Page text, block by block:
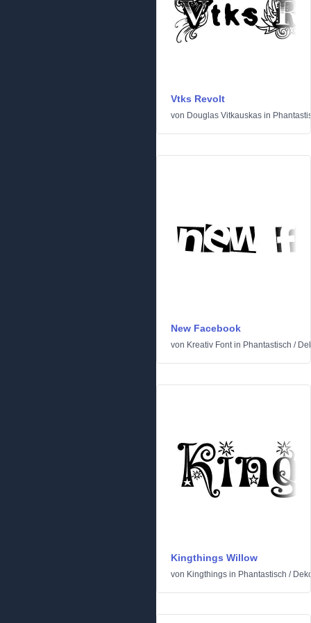
Vtks Revolt
von Douglas Vitkauskas in
New Facebook
von Kreativ Fontin Phantastisch /
Kingthings Willow
von Kingthings in Phantastisch /